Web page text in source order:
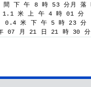
間 下 午 8 時 53 分月 落
1.1 米 上 午 4 時 01 分
      0.4 米 下 午 5 時 23 分
07 月 21 日 21 時 30